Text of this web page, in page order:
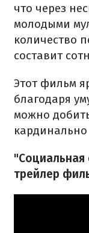
что через
молодыми
количество
составит
Этот фильм
благодаря
можно
"Социальная
трейлер